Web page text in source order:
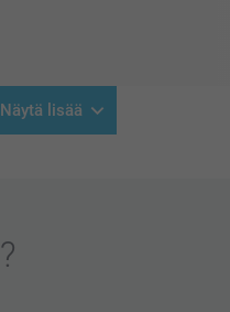
Näytä lisää
?